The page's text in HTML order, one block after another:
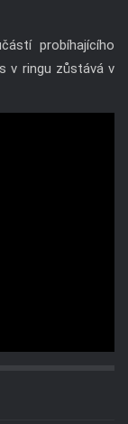
probíhajícího
v ringu zůstává v